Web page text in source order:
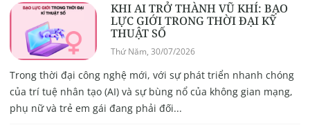
KHI AI TRỞ THÀNH VŨ KHÍ: BẠO
LỰC GIỚI TRONG THỜI ĐẠI KỸ
THUẬT SỐ
Thứ Năm, 30/07/2026
Trong thời đại công nghệ mới, với sự phát triển nhanh chóng
của trí tuệ nhân tạo (AI) và sự bùng nổ của không gian mạng,
phụ nữ và trẻ em gái đang phải đối...